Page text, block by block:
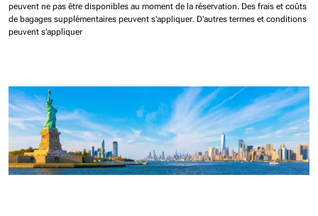
peuvent ne pas être disponibles au moment de la réservation. Des frais et coûts
de bagages supplémentaires peuvent s'appliquer. D'autres termes et conditions
peuvent s'appliquer